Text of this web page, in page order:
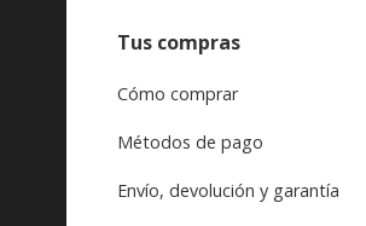
Tus compras
Cómo comprar
Métodos de pago
Envío, devolución y garantía